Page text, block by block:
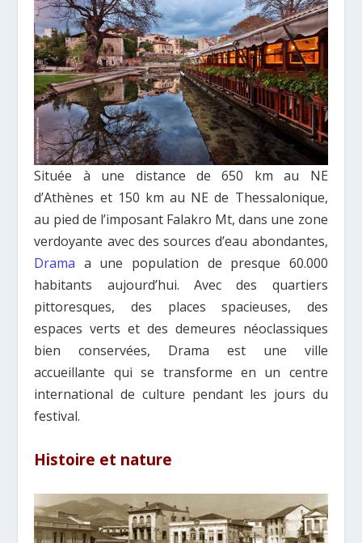
Située à une distance de 650 km au NE
d’Athènes et 150 km au NE de Thessalonique,
au pied de l’imposant Falakro Mt, dans une zone
verdoyante avec des sources d’eau abondantes,
Drama a une population de presque 60.000
habitants aujourd’hui. Avec des quartiers
pittoresques, des places spacieuses, des
espaces verts et des demeures néoclassiques
bien conservées, Drama est une ville
accueillante qui se transforme en un centre
international de culture pendant les jours du
festival.
Histoire et nature